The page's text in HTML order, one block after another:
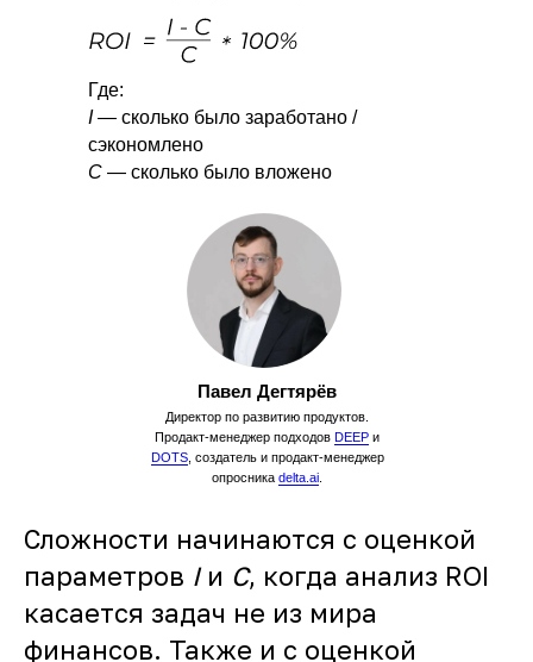
Директор по развитию продуктов.
Продакт-менеджер подходов DEEP и
DOTS, создатель и продакт-менеджер
опросника delta.ai
Павел Дегтярёв
Где:
I— сколько было заработано /
сэкономлено
C — сколько было вложено
Сложности начинаются с оценкой
параметров Iи С, когда анализ ROI
касается задач не из мира
финансов. Также и с оценкой